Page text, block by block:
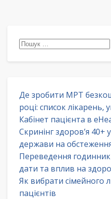
Пошук:
Де зробити МРТ
році: список
Кабінет пацієнта в
Скринінг здоров’я 40+
держави на
Переведення
дати та вплив на
Як вибрати сімейного
пацієнтів